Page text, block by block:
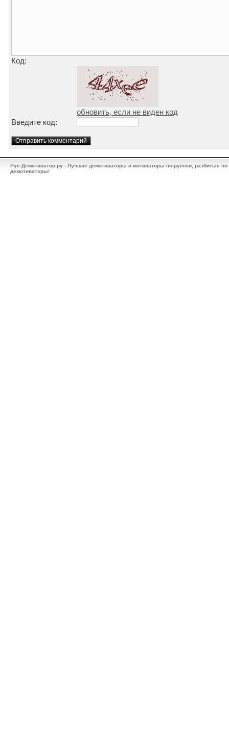
Код:
обновить, если не виден код
Введите код:
Рус Демотиватор.ру - Лучшие демотиваторы и мотиваторы по-русски, разбитые
демотиваторы!